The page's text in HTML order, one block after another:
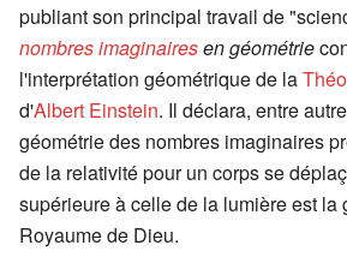
publiant son principal travail de
nombres imaginairesen géométrie
l'interprétation géométrique de la
d'Albert Einstein. Il déclara, entre
géométrie des nombres imaginaires
de la relativité pour un corps se
supérieure à celle de la lumière est la
Royaume de Dieu.